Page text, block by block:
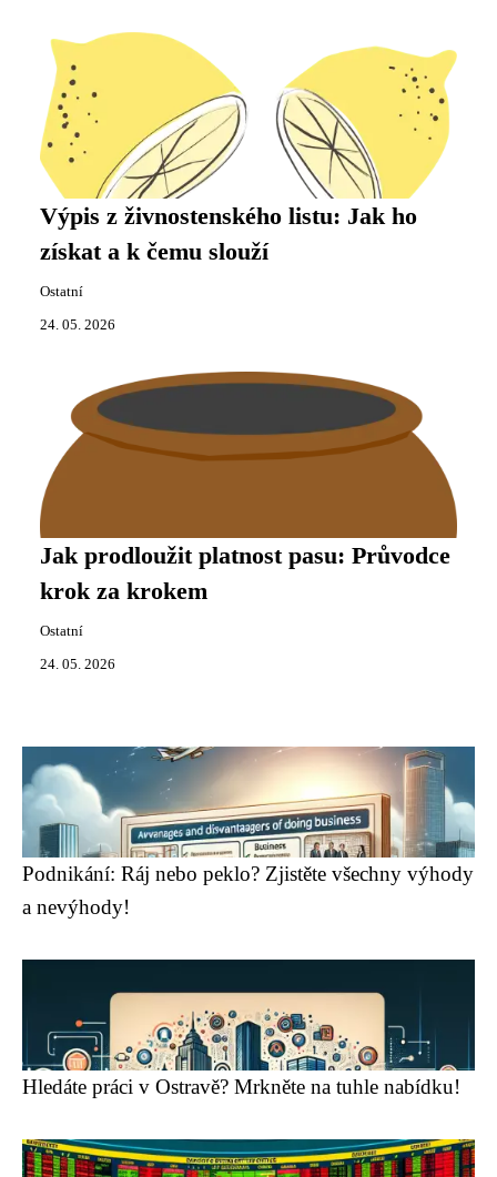
Výpis z živnostenského listu: Jak ho
získat a k čemu slouží
Ostatní
24. 05. 2026
Jak prodloužit platnost pasu: Průvodce
krok za krokem
Ostatní
24. 05. 2026
Podnikání: Ráj nebo peklo? Zjistěte všechny výhody
a nevýhody!
Hledáte práci v Ostravě? Mrkněte na tuhle nabídku!